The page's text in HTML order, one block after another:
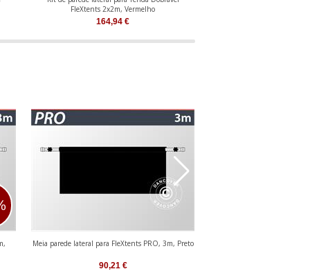
FleXtents 2x2m, Vermelho
164,94 €
Meia parede lateral para FleXtents PRO, 3m, Preto
90,21€